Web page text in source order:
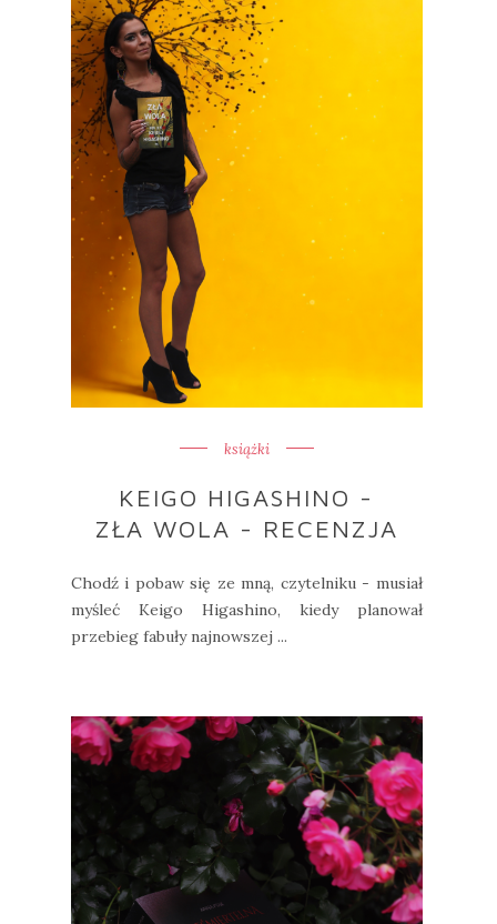
książki
KEIGO HIGASHINO -
ZŁA WOLA - RECENZJA
Chodź i pobaw się ze mną, czytelniku - musiał
myśleć Keigo Higashino, kiedy planował
przebieg fabuły najnowszej ...